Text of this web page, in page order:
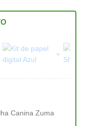
Canina Zuma